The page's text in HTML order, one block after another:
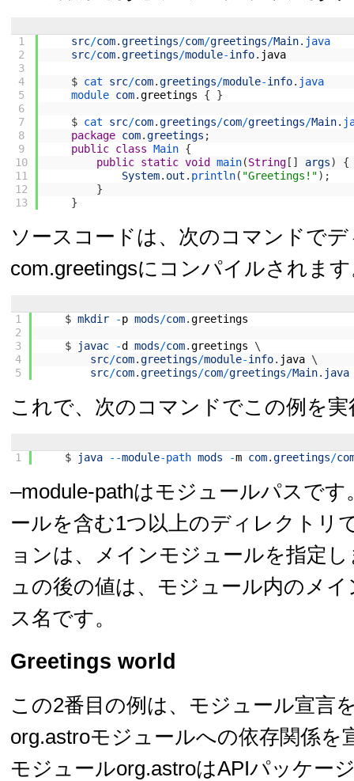
1
2
3
4
5
6
7
8
9
10
11
12
13
src/com.greetings/com/greetings/Main. java
src/com.greetings/module-info. java
$ cat src/com.greetings/module-info. java
module com.greetings { }
$ cat src/com.greetings/com/greetings/Main.
package com.greetings ;
public class Main {
public static void main(String [ ] args)
{
System. out . println( "Greetings!") ;
}
}
ソースコードは、次のコマンドで
com.greetingsにコンパイルされま
1
2
3
4
5
$ mkdir -p mods/com.greetings
$ javac -d mods/com.greetings
\
src/com.greetings/module-info. java \
src/com.greetings/com/greetings/Main. java
これで、次のコマンドでこの例を
1 $ java --module-path mods -m com.greetings/
–module-pathはモジュールパスで
ールを含む1つ以上のディレクトリ
ョンは、メインモジュールを指定
ュの後の値は、モジュール内のメ
ス名です。
Greetings world
この2番目の例は、モジュール宣言
org.astroモジュールへの依存関係を
モジュールorg.astroはAPIパッケー